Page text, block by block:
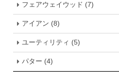
フェアウェイウッド (7)
アイアン (8)
ユーティリティ (5)
パター (4)